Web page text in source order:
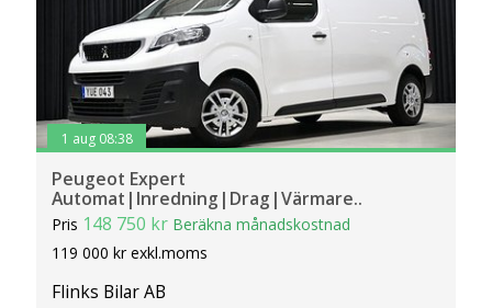
1 aug 08:38
Peugeot Expert
Automat|Inredning|Drag|Värmare..
Pris 148 750 kr Beräkna månadskostnad
119 000 kr exkl.moms
Flinks Bilar AB